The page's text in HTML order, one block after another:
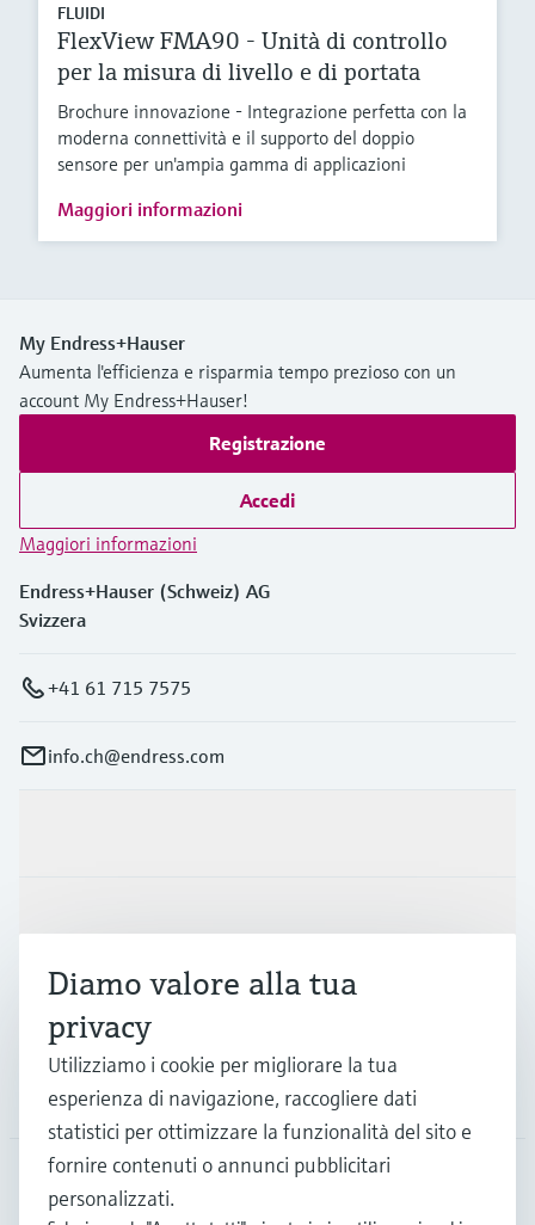
FLUIDI
FlexView FMA90 - Unità di controllo
per la misura di livello e di portata
Brochure innovazione - Integrazione perfetta con la
moderna connettività e il supporto del doppio
sensore per un'ampia gamma di applicazioni
Maggiori informazioni
My Endress+Hauser
Aumenta l'efficienza e risparmia tempo prezioso con un
account My Endress+Hauser!
Registrazione
Accedi
Maggiori informazioni
Endress+Hauser (Schweiz) AG
Svizzera
+41 61 715 7575
info.ch@endress.com
La società
CHE•Italiano
Diamo valore alla tua
privacy
Utilizziamo i cookie per migliorare la tua
esperienza di navigazione, raccogliere dati
statistici per ottimizzare la funzionalità del sito e
fornire contenuti o annunci pubblicitari
personalizzati.